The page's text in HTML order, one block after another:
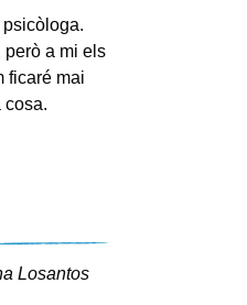
però a mi els
ficaré mai
cosa.
Losantos